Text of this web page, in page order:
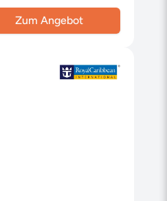
Zum Angebot